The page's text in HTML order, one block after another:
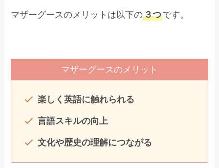
マザーグースのメリットは以下の３つです。
マザーグースのメリット
楽しく英語に触れられる
言語スキルの向上
文化や歴史の理解につながる